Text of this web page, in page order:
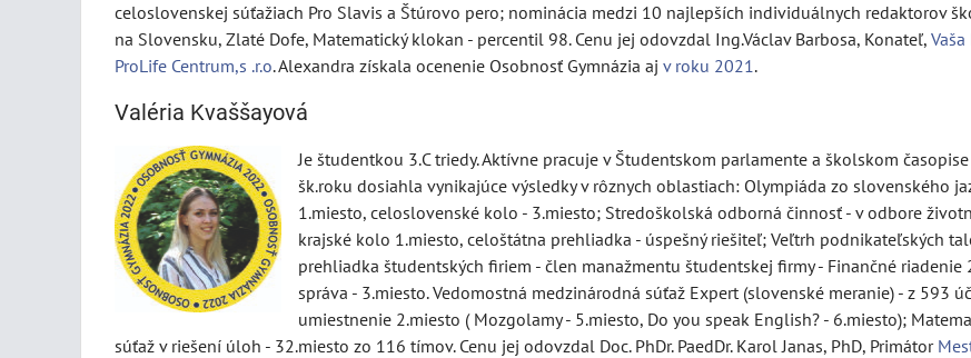
celoslovenskej súťažiach Pro Slavis a Štúrovo pero; nominácia medzi 10 najlepších individuálnych redaktorov
na Slovensku, Zlaté Dofe, Matematický klokan - percentil 98. Cenu jej odovzdal Ing.Václav Barbosa, Konateľ,
ProLife Centrum,s .r.o. Alexandra získala ocenenie Osobnosť Gymnázia aj v roku 2021.
Valéria Kvaššayová
Je študentkou 3.C triedy. Aktívne pracuje v Študentskom parlamente a školskom
šk.roku dosiahla vynikajúce výsledky v rôznych oblastiach: Olympiáda zo slovenského
1.miesto, celoslovenské kolo - 3.miesto; Stredoškolská odborná činnosť - v odbore
krajské kolo 1.miesto, celoštátna prehliadka - úspešný riešiteľ; Veľtrh podnikateľských
prehliadka študentských firiem - člen manažmentu študentskej firmy - Finančné riadenie
správa - 3.miesto. Vedomostná medzinárodná súťaž Expert (slovenské meranie) - z 593
umiestnenie 2.miesto ( Mozgolamy - 5.miesto, Do you speak English? - 6.miesto);
súťaž v riešení úloh - 32.miesto zo 116 tímov. Cenu jej odovzdal Doc. PhDr. PaedDr. Karol Janas, PhD, Primátor